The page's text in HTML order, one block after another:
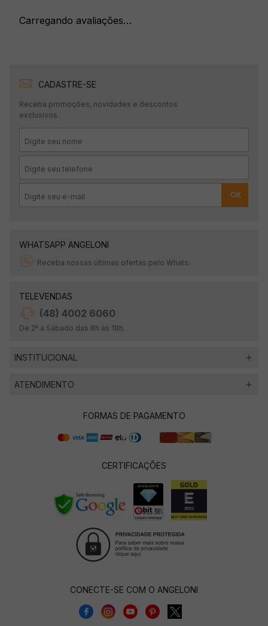
Carregando avaliações…
CADASTRE-SE
Receba promoções, novidades e descontos
exclusivos.
OK
WHATSAPP ANGELONI
Receba nossas últimas ofertas pelo Whats.
TELEVENDAS
(48) 4002 6060
De 2ª a Sábado das 8h às 18h.
INSTITUCIONAL
ATENDIMENTO
FORMAS DE PAGAMENTO
CERTIFICAÇÕES
CONECTE-SE COM O ANGELONI